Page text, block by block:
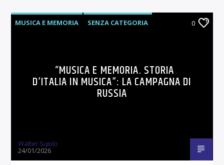
MUSICA E MEMORIA SENZA CATEGORIA 0
“MUSICA E MEMORIA. STORIA
D’ITALIA IN MUSICA”: LA CAMPAGNA DI
RUSSIA
Walter Sigolo
24/01/2026